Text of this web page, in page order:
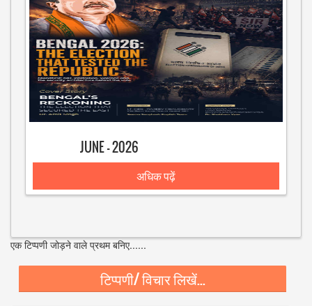
JUNE - 2026
अधिक पढ़ें
एक टिप्पणी जोड़ने वाले प्रथम बनिए......
टिप्पणी/ विचार लिखें...